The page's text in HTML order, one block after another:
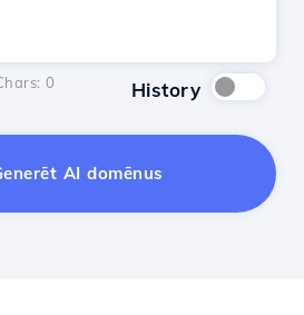
0 History
AI domēnus